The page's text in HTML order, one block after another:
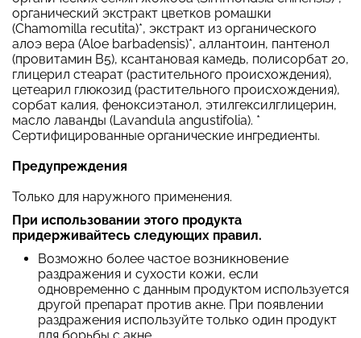
органический экстракт цветков ромашки
(Chamomilla recutita)*, экстракт из органического
алоэ вера (Aloe barbadensis)*, аллантоин, пантенол
(провитамин B5), ксантановая камедь, полисорбат 20,
глицерил стеарат (растительного происхождения),
цетеарил глюкозид (растительного происхождения),
сорбат калия, феноксиэтанол, этилгексилглицерин,
масло лаванды (Lavandula angustifolia). *
Сертифицированные органические ингредиенты.
Предупреждения
Только для наружного применения.
При использовании этого продукта
придерживайтесь следующих правил.
Возможно более частое возникновение
раздражения и сухости кожи, если
одновременно с данным продуктом используется
другой препарат против акне. При появлении
раздражения используйте только один продукт